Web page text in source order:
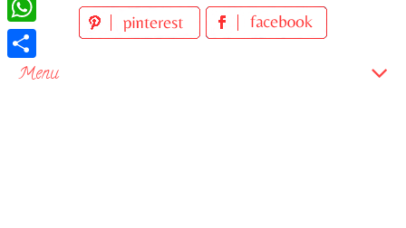
Menu
WhatsApp
Teilen